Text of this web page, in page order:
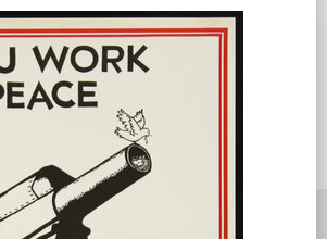
ЗАЛ НЕДАЛЕКО >>
НА GOOGLE MAPS!
добратся на мероприятие или проехать
DANCE в студии Glam Shape
14б, Киев, город Киев, Украина. Как
Как доехать? Маршрут.